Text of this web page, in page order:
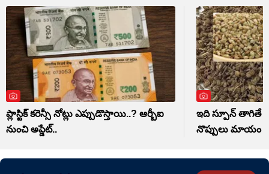
ప్లాస్టిక్ కరెన్సీ నోట్లు ఎప్పుడొస్తాయి..? ఆర్బీఐ
నుంచి అప్డేట్..
ఇది స్పూన్ తాగితే
నొప్పులు మాయం